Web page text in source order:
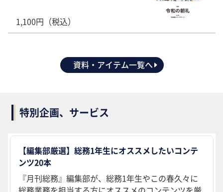
1,100円（税込）
資料・アイテム一覧へ
特別企画、サービス
【編集部厳選】総務1年生にオススメしたいコンテ
ンツ20本
『月刊総務』編集部が、総務1年生やこの春久々に